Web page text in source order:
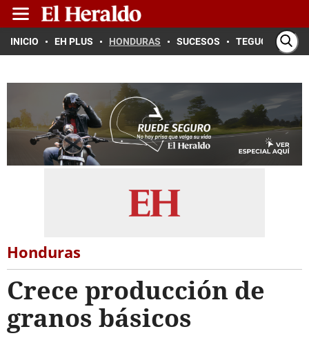
INICIO EH PLUS HONDURAS SUCESOS TEGUCIGALPA
Honduras
Crece producción de
granos básicos